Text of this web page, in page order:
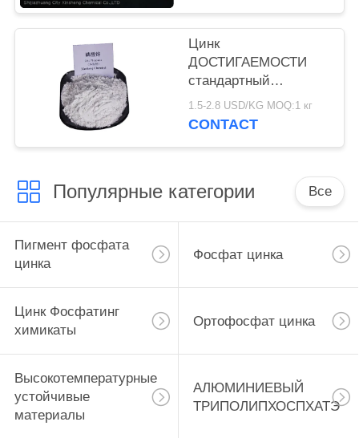
Цинк
ДОСТИГАЕМОСТИ
стандартный
Фосфатинг химикаты,
антикоррозийное
1.5-2.8 USD/KG MOQ:1 кг
CONTACT
Популярные категории Все
Пигмент фосфата
цинка
Фосфат цинка
Цинк Фосфатинг
химикаты
Ортофосфат цинка
Высокотемпературные
устойчивые
материалы
АЛЮМИНИЕВЫЙ
ТРИПОЛИПХОСПХАТЭ